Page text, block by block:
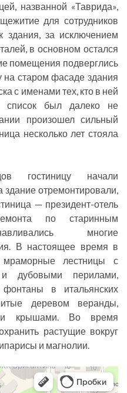
названной «Таврида»,
для сотрудников
здания, за исключением
в основном остался
помещения подверглись
на старом фасаде здания
с именами тех, кто в ней
список был далеко не
произошел сильный
несколько лет стояла
гостиницу начали
здание отремонтировали,
— президент-отель
по старинным
многие
В настоящее время в
мраморные лестницы с
дубовыми перилами,
в итальянских
деревом веранды,
крышами. Во время
растущие вокруг
и магнолии.